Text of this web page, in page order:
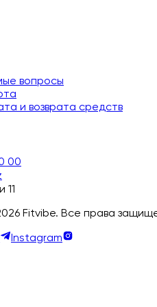
вопросы
и возврата средств
00
11
Fitvibe. Все права
Instagram